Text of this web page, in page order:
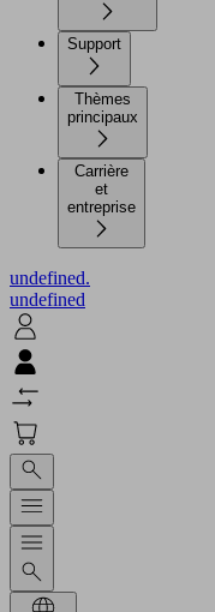
Support
Thèmes
principaux
Carrière
et
entreprise
undefined.
undefined